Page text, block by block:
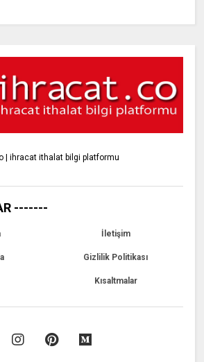
| ihracat ithalat bilgi platformu
-------
İletişim
Gizlilik Politikası
Kısaltmalar